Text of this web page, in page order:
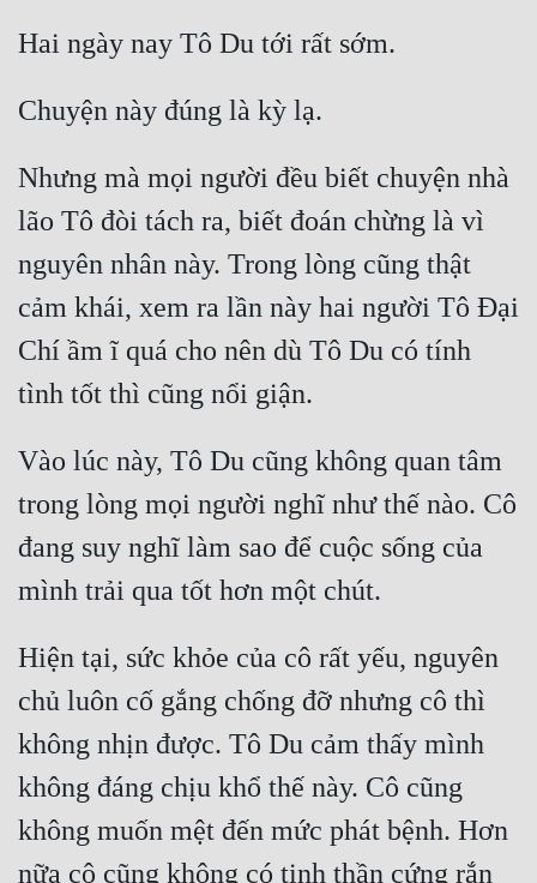
Thanh Xuân
Tiểu Thuyết
Trinh Thám
Triều Đấu
Trùng Sinh
Tội Phạm
Vô Địch
Xuyên Không
Xuyên Nhanh
Xuyên Sách
Xuyên Thư
Nhưng mà mọi người đều biết chuyện nhà
lão Tô đòi tách ra, biết đoán chừng là vì
nguyên nhân này. Trong lòng cũng thật
cảm khái, xem ra lần này hai người Tô Đại
Chí ầm ĩ quá cho nên dù Tô Du có tính
Vào lúc này, Tô Du cũng không quan tâm
trong lòng mọi người nghĩ như thế nào. Cô
đang suy nghĩ làm sao để cuộc sống của
Hiện tại, sức khỏe của cô rất yếu, nguyên
chủ luôn cố gắng chống đỡ nhưng cô thì
không nhịn được. Tô Du cảm thấy mình
không đáng chịu khổ thế này. Cô cũng
không muốn mệt đến mức phát bệnh. Hơn
nữa cô cũng không có tinh thần cứng rắn